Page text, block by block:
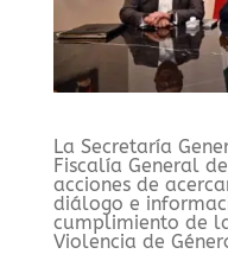
La Secretaría
Fiscalía General
acciones de
diálogo e
cumplimiento de
Violencia de